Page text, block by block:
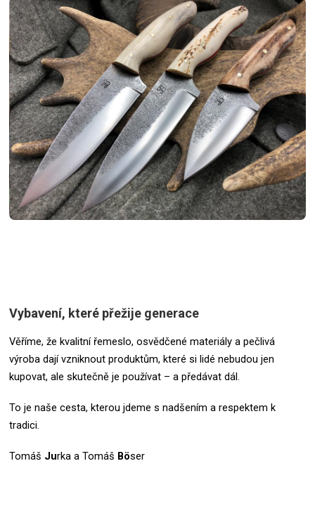
Vybavení, které přežije generace
Věříme, že kvalitní řemeslo, osvědčené materiály a pečlivá
výroba dají vzniknout produktům, které si lidé nebudou jen
kupovat, ale skutečně je používat – a předávat dál.
To je naše cesta, kterou jdeme s nadšením a respektem k
tradici.
Tomáš Jurka a Tomáš Böser